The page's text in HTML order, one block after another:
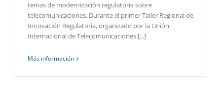
temas de modernización regulatoria sobre
telecomunicaciones. Durante el primer Taller Regional de
Innovación Regulatoria, organizado por la Unión
Internacional de Telecomunicaciones [...]
Más información